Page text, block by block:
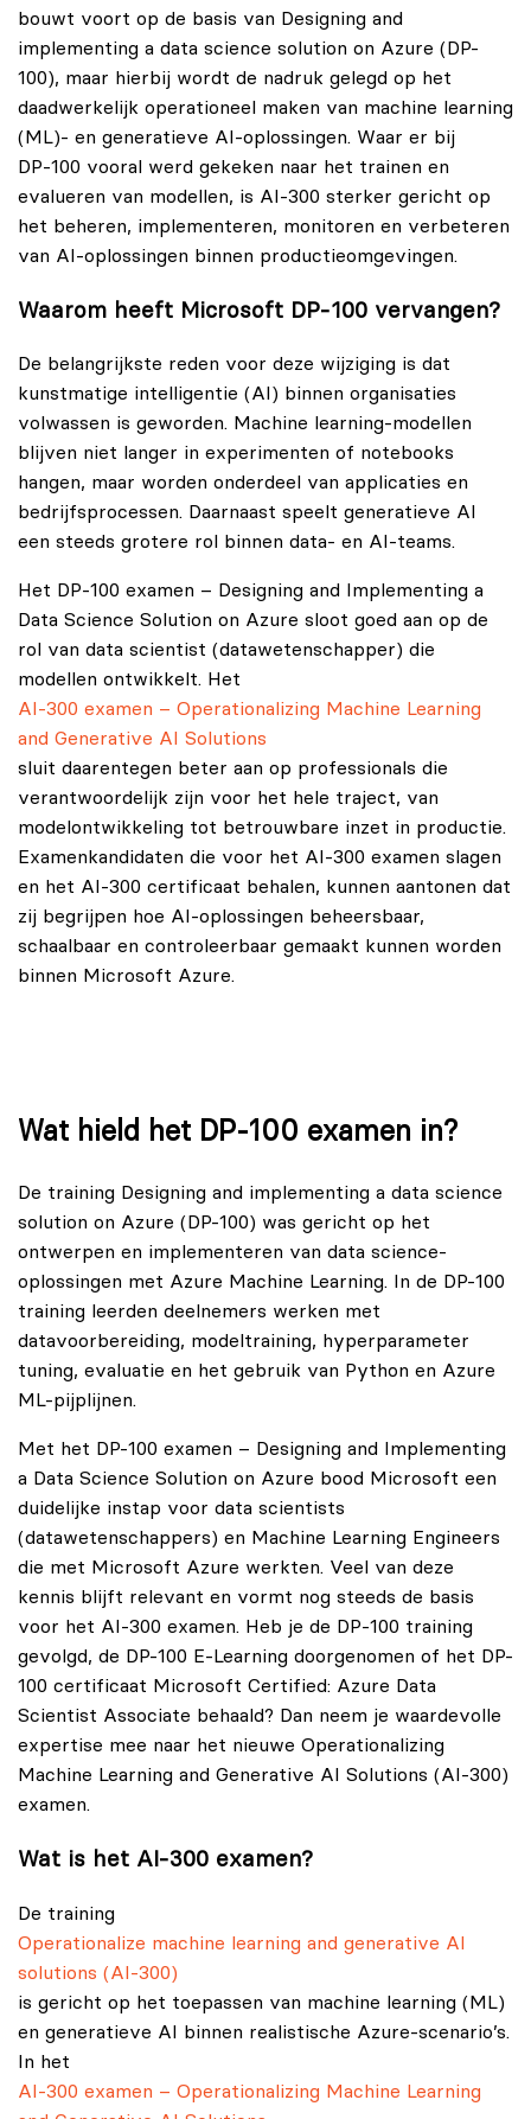
bouwt voort op de basis van Designing and
implementing a data science solution on Azure (DP-
100), maar hierbij wordt de nadruk gelegd op het
daadwerkelijk operationeel maken van machine learning
(ML)- en generatieve AI-oplossingen. Waar er bij
DP‑100 vooral werd gekeken naar het trainen en
evalueren van modellen, is AI‑300 sterker gericht op
het beheren, implementeren, monitoren en verbeteren
van AI-oplossingen binnen productieomgevingen.
Waarom heeft Microsoft DP‑100 vervangen?
De belangrijkste reden voor deze wijziging is dat
kunstmatige intelligentie (AI) binnen organisaties
volwassen is geworden. Machine learning-modellen
blijven niet langer in experimenten of notebooks
hangen, maar worden onderdeel van applicaties en
bedrijfsprocessen. Daarnaast speelt generatieve AI
een steeds grotere rol binnen data- en AI-teams.
Het DP‑100 examen – Designing and Implementing a
Data Science Solution on Azure sloot goed aan op de
rol van data scientist (datawetenschapper) die
modellen ontwikkelt. Het
AI-300 examen – Operationalizing Machine Learning
and Generative AI Solutions
sluit daarentegen beter aan op professionals die
verantwoordelijk zijn voor het hele traject, van
modelontwikkeling tot betrouwbare inzet in productie.
Examenkandidaten die voor het AI-300 examen slagen
en het AI-300 certificaat behalen, kunnen aantonen dat
zij begrijpen hoe AI-oplossingen beheersbaar,
schaalbaar en controleerbaar gemaakt kunnen worden
binnen Microsoft Azure.
Wat hield het DP‑100 examen in?
De training Designing and implementing a data science
solution on Azure (DP-100) was gericht op het
ontwerpen en implementeren van data science-
oplossingen met Azure Machine Learning. In de DP-100
training leerden deelnemers werken met
datavoorbereiding, modeltraining, hyperparameter
tuning, evaluatie en het gebruik van Python en Azure
ML-pijplijnen.
Met het DP-100 examen – Designing and Implementing
a Data Science Solution on Azure bood Microsoft een
duidelijke instap voor data scientists
(datawetenschappers) en Machine Learning Engineers
die met Microsoft Azure werkten. Veel van deze
kennis blijft relevant en vormt nog steeds de basis
voor het AI‑300 examen. Heb je de DP‑100 training
gevolgd, de DP-100 E-Learning doorgenomen of het DP-
100 certificaat Microsoft Certified: Azure Data
Scientist Associate behaald? Dan neem je waardevolle
expertise mee naar het nieuwe Operationalizing
Machine Learning and Generative AI Solutions (AI-300)
examen.
Wat is het AI‑300 examen?
De training
Operationalize machine learning and generative AI
solutions (AI-300)
is gericht op het toepassen van machine learning (ML)
en generatieve AI binnen realistische Azure-scenario’s.
In het
AI-300 examen – Operationalizing Machine Learning